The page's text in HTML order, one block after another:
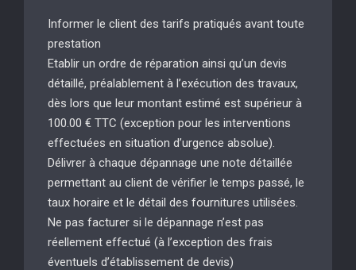
Informer le client des tarifs pratiqués avant toute
prestation
Etablir un ordre de réparation ainsi qu’un devis
détaillé, préalablement à l’exécution des travaux,
dès lors que leur montant estimé est supérieur à
100.00 € TTC (exception pour les interventions
effectuées en situation d’urgence absolue).
Délivrer à chaque dépannage une note détaillée
permettant au client de vérifier le temps passé, le
taux horaire et le détail des fournitures utilisées.
Ne pas facturer si le dépannage n’est pas
réellement effectué (à l’exception des frais
éventuels d’établissement de devis)